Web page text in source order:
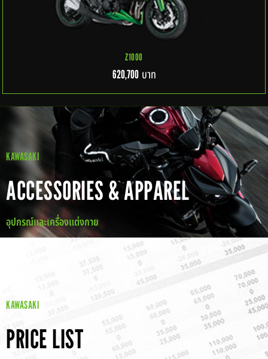
Z1000
620,700บาท
KAWASAKI
ACCESSORIES & APPAREL
อุปกรณ์และเครื่องแต่งกาย
KAWASAKI
PRICE LIST